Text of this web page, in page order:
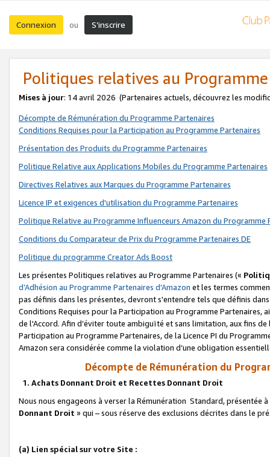
Connexion ou S’inscrire
Politiques relatives au
Mises à jour: 14 avril 2026 (Partenaires actuels, découvrez les
Décompte de Rémunération du Programme Partenaires
Conditions Requises pour la Participation au Programme Partenaires
Présentation des Produits du Programme Partenaires
Politique Relative aux Applications Mobiles du Programme Partenaires
Directives Relatives aux Marques du Programme Partenaires
Licence IP et exigences d'utilisation du Programme Partenaires
Politique Relative au Programme Influenceurs Amazon du Programme
Conditions du Comparateur de Prix du Programme Partenaires DE
Politique du programme Creator Ads Boost
Les présentes Politiques relatives au Programme Partenaires («
d’Adhésion au Programme Partenaires d'Amazon et les termes
pas définis dans les présentes, devront s'entendre tels que définis
Conditions Requises pour la Participation au Programme Partenaires,
de l'Accord. Afin d’éviter toute ambiguïté et sans limitation, aux fins
Participation au Programme Partenaires, de la Licence PI du
Amazon sera considérée comme la violation d’une obligation
Décompte de Rémunération du
1. Achats Donnant Droit et Recettes Donnant Droit
Nous nous engageons à verser la Rémunération Standard, présentée
Donnant Droit » qui – sous réserve des exclusions décrites dans le
(a) Lien spécial sur votre Site :